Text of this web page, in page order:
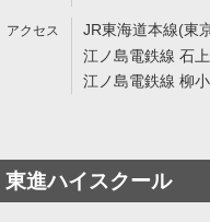
JR東海道本線(東
江ノ島電鉄線 石
江ノ島電鉄線 柳
東進ハイスクール